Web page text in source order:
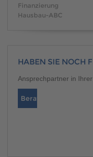
Finanzierung
Hausbau-ABC
HABEN SIE NOCH
Ansprechpartner in
Berater finden